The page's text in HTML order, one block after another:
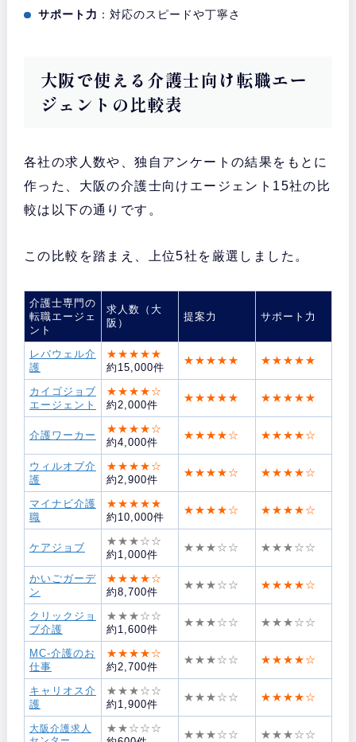
サポート力 ：対応のスピードや丁寧さ
大阪で使える介護士向け転職エー
ジェントの比較表
各社の求人数や、独自アンケートの結果をもとに
作った、大阪の介護士向けエージェント15社の比
較は以下の通りです。
この比較を踏まえ、上位5社を厳選しました。
介護士専門の
転職エージェ
ント
求人数（大
阪）
提案力 サポート力
レバウェル介
護
★★★★★
約15,000件
★★★★★ ★★★★★
カイゴジョブ
エージェント
★★★★☆
約2,000件
★★★★★ ★★★★★
介護ワーカー
★★★★☆
約4,000件
★★★★☆ ★★★★☆
ウィルオブ介
護
★★★★☆
約2,900件
★★★★☆ ★★★★☆
マイナビ介護
職
★★★★★
約10,000件
★★★★☆ ★★★★☆
ケアジョブ
★★★☆☆
約1,000件
★★★☆☆ ★★★☆☆
かいごガーデ
ン
★★★★☆
約8,700件
★★★☆☆ ★★★★☆
クリックジョ
ブ介護
★★★☆☆
約1,600件
★★★☆☆ ★★★☆☆
MC-介護のお
仕事
★★★★☆
約2,700件
★★★☆☆ ★★★★☆
キャリオス介
護
★★★☆☆
約1,900件
★★★☆☆ ★★★★☆
大阪介護求人
★★☆☆☆
★★★☆☆ ★★★☆☆